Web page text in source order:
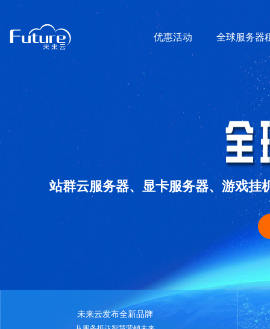
优惠活动 全球服务器
站群云服务器、显卡服务器、游戏
未来云发布全新品牌